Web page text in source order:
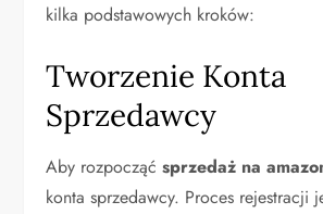
kilka podstawowych kroków:
Tworzenie Konta
Sprzedawcy
Aby rozpocząćsprzedaż na
konta sprzedawcy. Proces rejestracji